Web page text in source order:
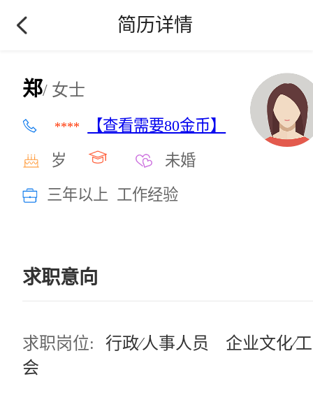
简历详情
郑/ 女士
****
【查看需要80金币】
岁
未婚
三年以上 工作经验
求职意向
求职岗位:
行政∕人事人员 企业文化∕工
会